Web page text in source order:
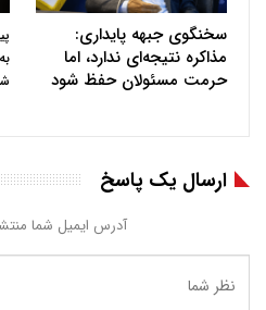
سخنگوی جبهه پایداری:
مذاکره نتیجه‌ای ندارد، اما
حرمت مسئولان حفظ شود
ارسال یک پاسخ
آدرس ایمیل شما